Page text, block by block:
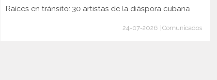
Raíces en tránsito: 30 artistas de la diáspora cubana
24-07-2026 | Comunicados